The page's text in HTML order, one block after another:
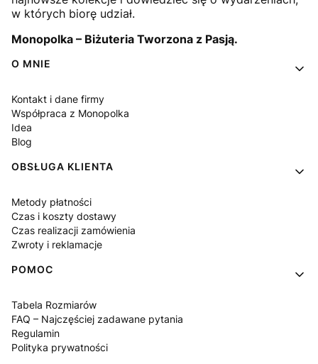
w których biorę udział.
Monopolka – Biżuteria Tworzona z Pasją.
Linki w stopce
O MNIE
Kontakt i dane firmy
Współpraca z Monopolka
Idea
Blog
OBSŁUGA KLIENTA
Metody płatności
Czas i koszty dostawy
Czas realizacji zamówienia
Zwroty i reklamacje
POMOC
Tabela Rozmiarów
FAQ – Najczęściej zadawane pytania
Regulamin
Polityka prywatności